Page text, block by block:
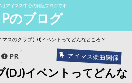
アイマス中心の雑記ブログです
のブログ
マスのクラブ(DJ)イベントってどんなところ？
アイマス楽曲関係
PR
(DJ)イベントってどんな